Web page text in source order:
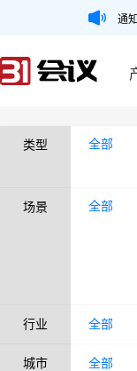
通
类型 全部
场景 全部
行业 全部
城市 全部